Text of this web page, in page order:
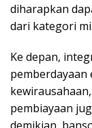
diharapkan
dari kategori
Ke depan,
pembiayaan